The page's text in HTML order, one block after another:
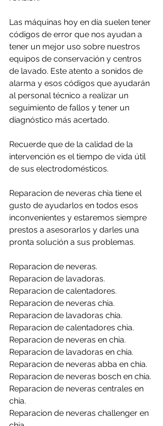
Las máquinas hoy en día suelen tener
códigos de error que nos ayudan a
tener un mejor uso sobre nuestros
equipos de conservación y centros
de lavado. Este atento a sonidos de
alarma y esos códigos que ayudarán
al personal técnico a realizar un
seguimiento de fallos y tener un
diagnóstico más acertado.
Recuerde que de la calidad de la
intervención es el tiempo de vida útil
de sus electrodomésticos.
Reparacion de neveras chia tiene el
gusto de ayudarlos en todos esos
inconvenientes y estaremos siempre
prestos a asesorarlos y darles una
pronta solución a sus problemas.
Reparacion de neveras.
Reparacion de lavadoras.
Reparacion de calentadores.
Reparacion de neveras chia.
Reparacion de lavadoras chia.
Reparacion de calentadores chia.
Reparacion de neveras en chia.
Reparacion de lavadoras en chia.
Reparacion de neveras abba en chia.
Reparacion de neveras bosch en chia.
Reparacion de neveras centrales en
chia.
Reparacion de neveras challenger en